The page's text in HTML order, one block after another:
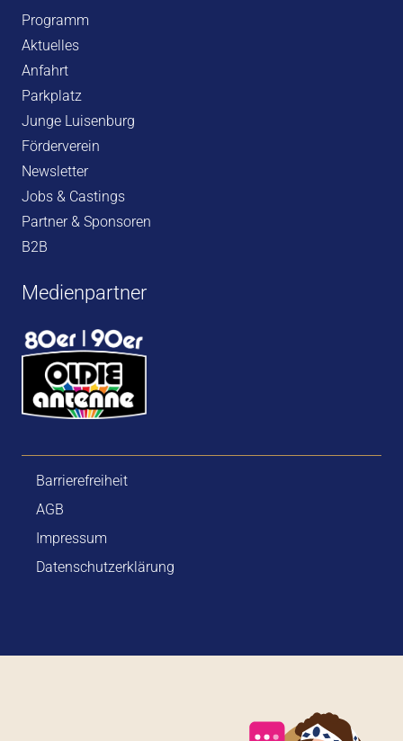
Programm
Aktuelles
Anfahrt
Parkplatz
Junge Luisenburg
Förderverein
Newsletter
Jobs & Castings
Partner & Sponsoren
B2B
Medienpartner
Barrierefreiheit
AGB
Impressum
Datenschutzerklärung